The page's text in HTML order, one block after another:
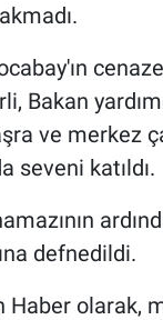
Bakan
ve merkez
seveni katıldı.
defnedildi.
Haber olarak,